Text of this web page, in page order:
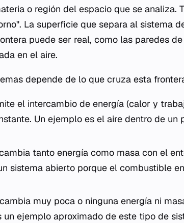
o región del espacio que se analiza.
La superficie que separa al sistema
puede ser real, como las paredes
en el aire.
depende de lo que cruza esta
el intercambio de energía (calor y
Un ejemplo es el aire dentro de un
tanto energía como masa con el
sistema abierto porque el combustible
muy poca o ninguna energía ni
ejemplo aproximado de este tipo de